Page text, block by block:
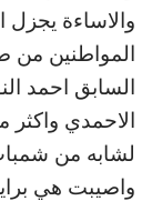
والاساءة
المواطنين من
السابق احمد
الاحمدي
لشابه من
واصيبت هي